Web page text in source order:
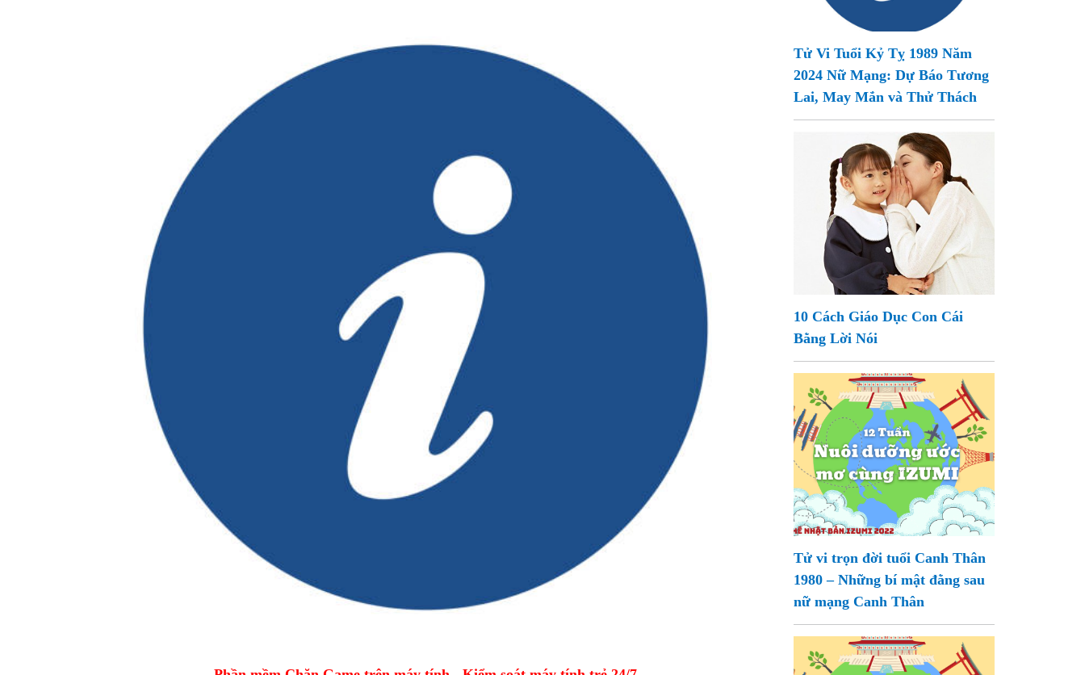
Tử Vi Tuổi Kỷ Tỵ 1989 Năm
2024 Nữ Mạng: Dự Báo Tương
Lai, May Mắn và Thử Thách
10 Cách Giáo Dục Con Cái
Bằng Lời Nói
Tử vi trọn đời tuổi Canh Thân
1980 – Những bí mật đằng sau
nữ mạng Canh Thân